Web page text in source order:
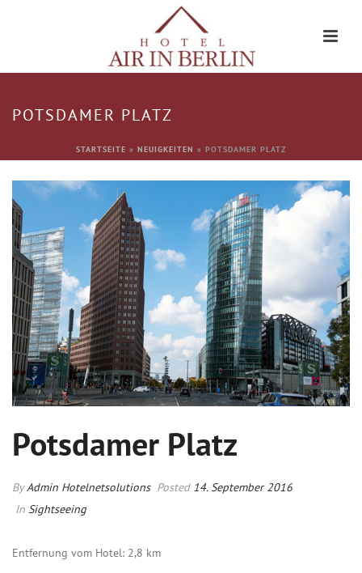
POTSDAMER PLATZ
STARTSEITE » NEUIGKEITEN » POTSDAMER PLATZ
Potsdamer Platz
ByAdmin Hotelnetsolutions Posted 14. September 2016
In Sightseeing
Entfernung vom Hotel: 2,8 km